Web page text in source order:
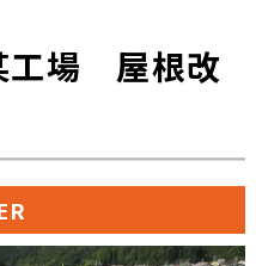
工場 屋根改